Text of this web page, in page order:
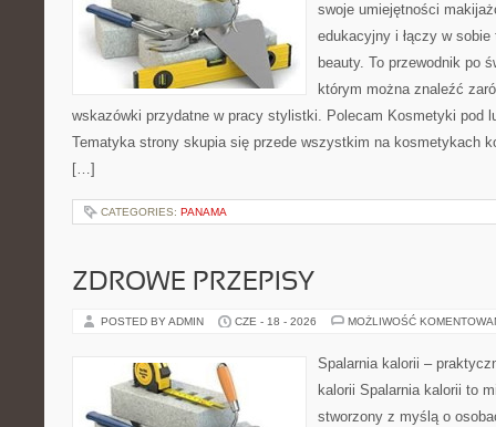
swoje umiejętności
edukacyjny i łączy w
beauty. To przewodnik po
którym można znaleźć
wskazówki przydatne w pracy stylistki. Polecam Kosmetyki pod
Tematyka strony skupia się przede wszystkim na kosmetykach
[…]
CATEGORIES: PANAMA
ZDROWE PRZEPISY
POSTED BY ADMIN CZE - 18 - 2026 MOŻLIWOŚĆ
Spalarnia kalorii –
kalorii Spalarnia kalorii to
stworzony z myślą o